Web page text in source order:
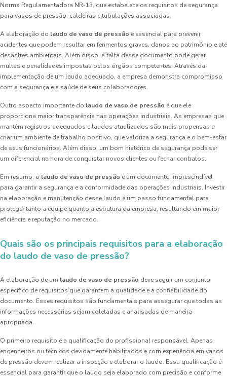
Norma Regulamentadora NR-13, que estabelece os requisitos de segurança
para vasos de pressão, caldeiras e tubulações associadas.
A elaboração do laudo de vaso de pressão é essencial para prevenir
acidentes que podem resultar em ferimentos graves, danos ao patrimônio e até
desastres ambientais. Além disso, a falta desse documento pode gerar
multas e penalidades impostas pelos órgãos competentes. Através da
implementação de um laudo adequado, a empresa demonstra compromisso
com a segurança e a saúde de seus colaboradores.
Outro aspecto importante do laudo de vaso de pressão é que ele
proporciona maior transparência nas operações industriais. As empresas que
mantêm registros adequados e laudos atualizados são mais propensas a
criar um ambiente de trabalho positivo, que valoriza a segurança e o bem-estar
de seus funcionários. Além disso, um bom histórico de segurança pode ser
um diferencial na hora de conquistar novos clientes ou fechar contratos.
Em resumo, o laudo de vaso de pressão é um documento imprescindível
para garantir a segurança e a conformidade das operações industriais. Investir
na elaboração e manutenção desse laudo é um passo fundamental para
proteger tanto a equipe quanto a estrutura da empresa, resultando em maior
eficiência e reputação no mercado.
Quais são os principais requisitos para a elaboração
do laudo de vaso de pressão?
A elaboração de um laudo de vaso de pressão deve seguir um conjunto
específico de requisitos que garantem a qualidade e a confiabilidade do
documento. Esses requisitos são fundamentais para assegurar que todas as
informações necessárias sejam coletadas e analisadas de maneira
apropriada.
O primeiro requisito é a qualificação do profissional responsável. Apenas
engenheiros ou técnicos devidamente habilitados e com experiência em vasos
de pressão devem realizar a inspeção e elaborar o laudo. Essa qualificação é
essencial para garantir que o laudo seja elaborado com precisão e conforme